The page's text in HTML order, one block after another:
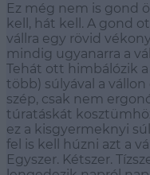
Ez még nem is gond
kell, hát kell. A gond
vállra egy rövid
mindig ugyanarra a
Tehát ott himbálózik
több) súlyával a
szép, csak nem
túratáskát
ez a kisgyermeknyi
fel is kell húzni azt a
Egyszer. Kétszer.